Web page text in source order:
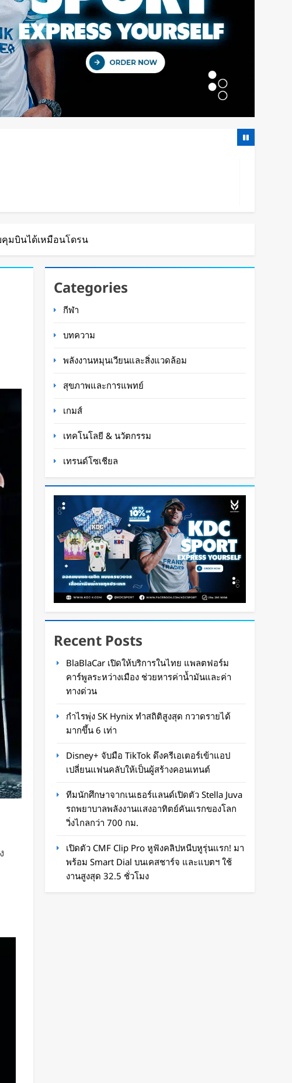
คุมบินได้เหมือนโดรน
Categories
กีฬา
บทความ
พลังงานหมุนเวียนและสิ่งแวดล้อม
สุขภาพและการแพทย์
เกมส์
เทคโนโลยี & นวัตกรรม
เทรนด์โซเชียล
Recent Posts
BlaBlaCar เปิดให้บริการในไทย แพลตฟอร์ม
คาร์พูลระหว่างเมือง ช่วยหารค่าน้ำมันและค่า
ทางด่วน
กำไรพุ่ง SK Hynix ทำสถิติสูงสุด กวาดรายได้
มากขึ้น 6 เท่า
Disney+ จับมือ TikTok ดึงครีเอเตอร์เข้าแอป
เปลี่ยนแฟนคลับให้เป็นผู้สร้างคอนเทนต์
ทีมนักศึกษาจากเนเธอร์แลนด์เปิดตัว Stella Juva
รถพยาบาลพลังงานแสงอาทิตย์คันแรกของโลก
วิ่งไกลกว่า 700 กม.
เปิดตัว CMF Clip Pro หูฟังคลิปหนีบหูรุ่นแรก! มา
พร้อม Smart Dial บนเคสชาร์จ และแบตฯ ใช้
งานสูงสุด 32.5 ชั่วโมง